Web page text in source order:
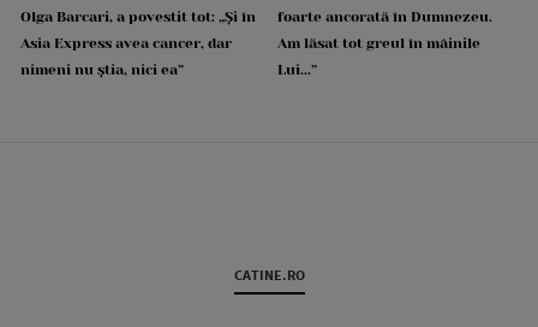
Olga Barcari, a povestit tot: „Și în
Asia Express avea cancer, dar
nimeni nu știa, nici ea”
foarte ancorată în Dumnezeu.
Am lăsat tot greul în mâinile
Lui...”
CATINE.RO